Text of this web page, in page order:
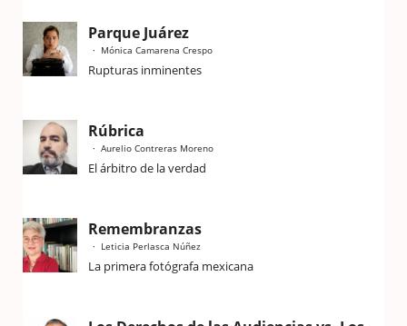
Parque Juárez
Mónica Camarena Crespo
Rupturas inminentes
Rúbrica
Aurelio Contreras Moreno
El árbitro de la verdad
Remembranzas
Leticia Perlasca Núñez
La primera fotógrafa mexicana